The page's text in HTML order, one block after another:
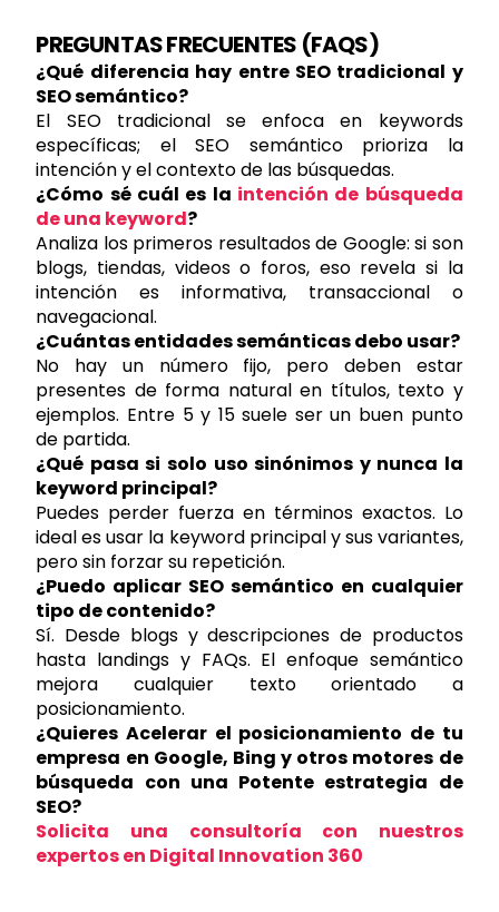
PREGUNTAS FRECUENTES (FAQS)
¿Qué diferencia hay entre SEO tradicional y
SEO semántico?
El SEO tradicional se enfoca en keywords
específicas; el SEO semántico prioriza la
intención y el contexto de las búsquedas.
¿Cómo sé cuál es la intención de búsqueda
de una keyword?
Analiza los primeros resultados de Google: si son
blogs, tiendas, videos o foros, eso revela si la
intención es informativa, transaccional o
navegacional.
¿Cuántas entidades semánticas debo usar?
No hay un número fijo, pero deben estar
presentes de forma natural en títulos, texto y
ejemplos. Entre 5 y 15 suele ser un buen punto
de partida.
¿Qué pasa si solo uso sinónimos y nunca la
keyword principal?
Puedes perder fuerza en términos exactos. Lo
ideal es usar la keyword principal y sus variantes,
pero sin forzar su repetición.
¿Puedo aplicar SEO semántico en cualquier
tipo de contenido?
Sí. Desde blogs y descripciones de productos
hasta landings y FAQs. El enfoque semántico
mejora cualquier texto orientado a
posicionamiento.
¿Quieres Acelerar el posicionamiento de tu
empresa en Google, Bing y otros motores de
búsqueda con una Potente estrategia de
SEO?
Solicita una consultoría con nuestros
expertosen Digital Innovation 360